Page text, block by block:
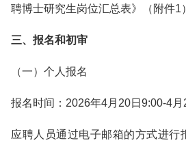
聘博士研究生岗位汇总表》（附件1
三、报名和初审
（一）个人报名
报名时间：2026年4月20日9:00-4月
应聘人员通过电子邮箱的方式进行